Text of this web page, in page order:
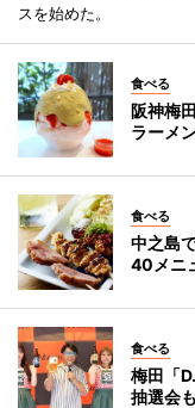
スを始めた。
食べる
阪神梅
ラーメ
食べる
中之島
40メニ
食べる
梅田「
抽選会も